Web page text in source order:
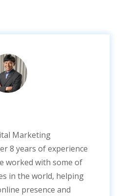
Marketing
8 years of experience
worked with some of
in the world, helping
presence and